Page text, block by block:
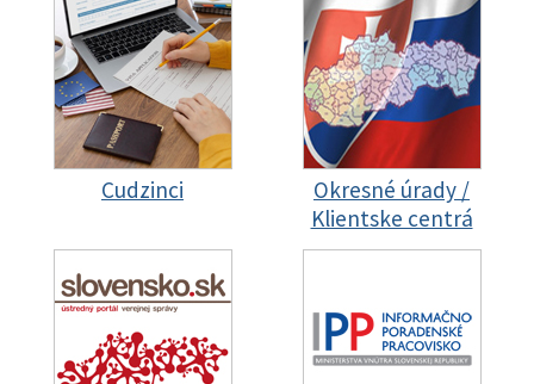
Cudzinci
Okresné úrady /
Klientske centrá